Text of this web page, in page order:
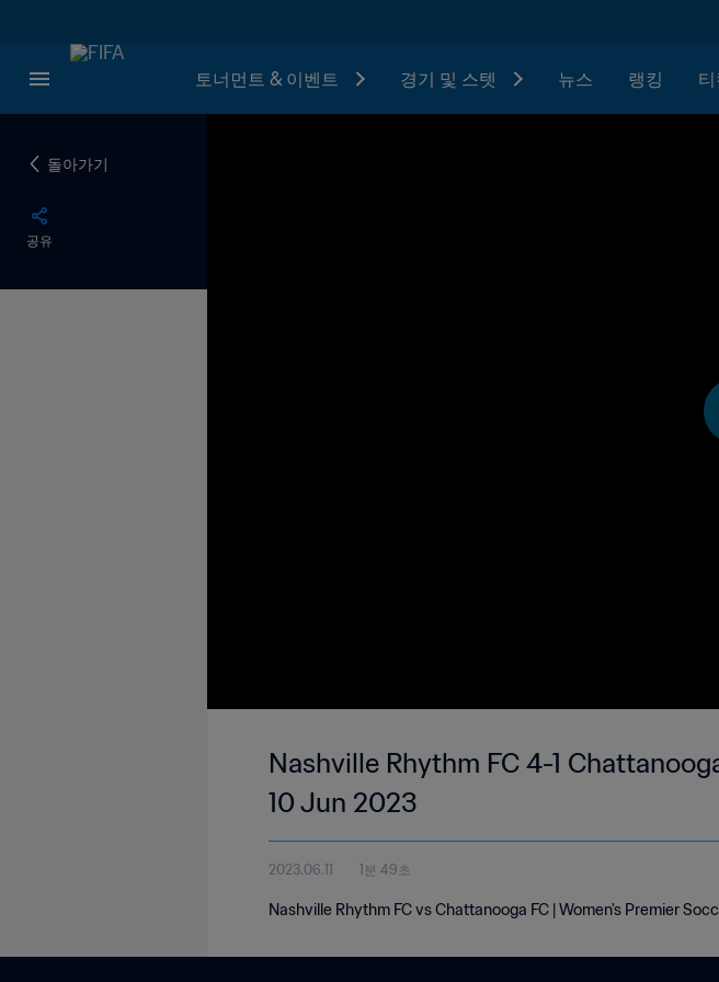
토너먼트 & 이벤트 경기 및 스텟 뉴스 랭킹
돌아가기
공유
Nashville Rhythm FC 4-1
10 Jun 2023
2023.06.11 1분 49초
Nashville Rhythm FC vs Chattanooga FC | Women's Premier